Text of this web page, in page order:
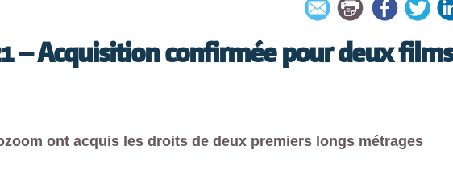
– Acquisition confirmée pour deux films
ont acquis les droits de deux premiers longs métrages